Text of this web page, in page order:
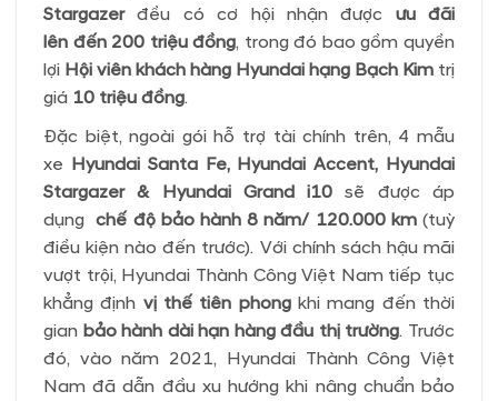
Stargazerđều có cơ hội nhận được ưu đãi
lên đến 200 triệu đồng, trong đó bao gồm quyền
lợi Hội viên khách hàng Hyundai hạng Bạch Kim trị
giá 10 triệu đồng.
Đặc biệt, ngoài gói hỗ trợ tài chính trên, 4 mẫu
xe Hyundai Santa Fe, Hyundai Accent, Hyundai
Stargazer & Hyundai Grand i10 sẽ được áp
dụngchế độ bảo hành 8 năm/ 120.000 km(tuỳ
điều kiện nào đến trước). Với chính sách hậu mãi
vượt trội, Hyundai Thành Công Việt Nam tiếp tục
khẳng định vị thế tiên phongkhi mang đến thời
gian bảo hành dài hạn hàng đầu thị trường. Trước
đó, vào năm 2021, Hyundai Thành Công Việt
Nam đã dẫn đầu xu hướng khi nâng chuẩn bảo